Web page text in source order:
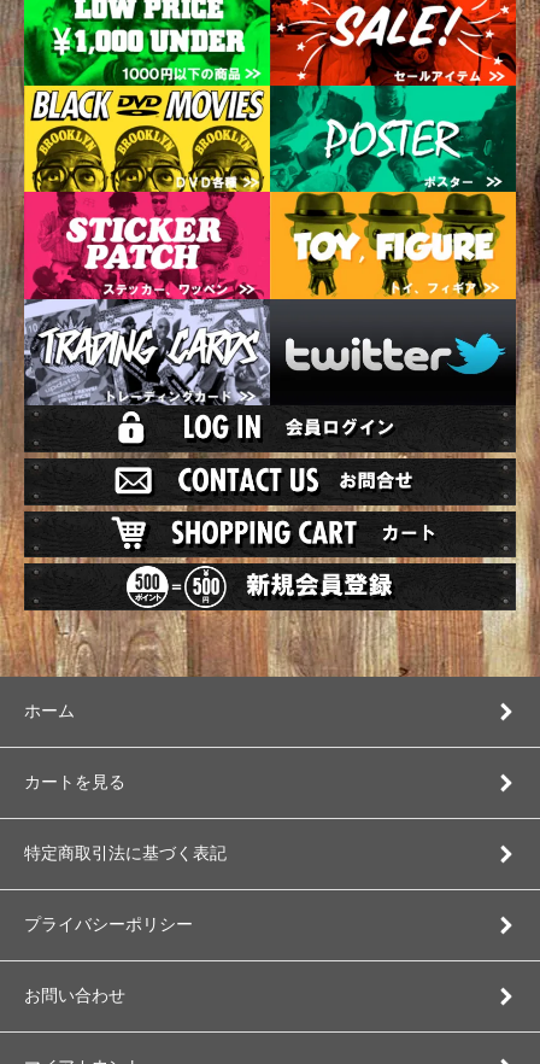
ホーム
カートを見る
特定商取引法に基づく表記
プライバシーポリシー
お問い合わせ